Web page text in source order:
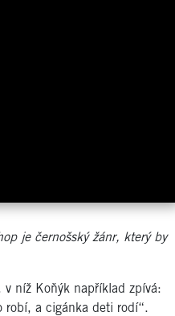
je černošský žánr, který by
v níž Koňýk například zpívá:
robí, a cigánka deti rodí“.